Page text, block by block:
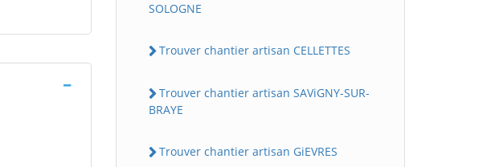
SOLOGNE
Trouver chantier artisan CELLETTES
Trouver chantier artisan SAViGNY-SUR-
BRAYE
Trouver chantier artisan GiEVRES